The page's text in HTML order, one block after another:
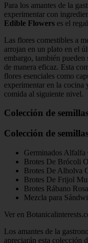
Para los amantes de la
experimentar con
Edible Flowers es el
Las flores comestibles a
arrojan en un plato en el
embargo, también pueden
de manera eficaz. Esta
flores esenciales como
experimentar en la cocina
comida al siguiente nivel.
Colección de
Colección de
Germinados Alfalfa
Brotes De Brócoli
Brotes De Alholva
Brotes De Frijol
Brotes Rábano
Mezcla para
Ver en
Los amantes de la
apreciarán esta colección